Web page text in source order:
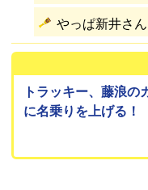
やっぱ新井さ
トラッキー、藤浪の
に名乗りを上げる！